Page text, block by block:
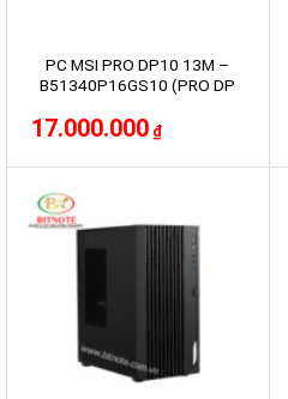
PC MSI PRO DP10 13M –
B51340P16GS10 (PRO DP
17.000.000 ₫